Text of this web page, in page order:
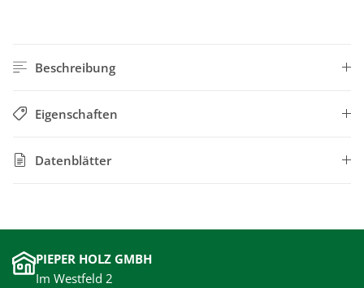
Beschreibung
Eigenschaften
Datenblätter
PIEPER HOLZ GMBH
Im Westfeld 2